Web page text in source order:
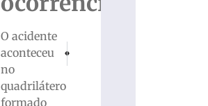
O acidente
aconteceu
no
quadrilátero
formado